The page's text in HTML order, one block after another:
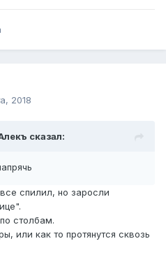
2018
сказал:
спилил, но заросли
столбам.
или как то протянутся сквозь